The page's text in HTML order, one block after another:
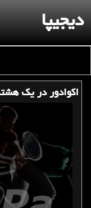
دیجیپا
اكوادور در یك هشتم